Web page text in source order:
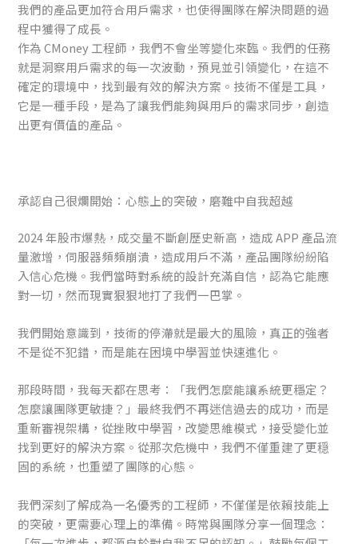
我們的產品更加符合用戶需求，也使得團隊在解決問題的過
程中獲得了成長。
作為 CMoney 工程師，我們不會坐等變化來臨。我們的任務
就是洞察用戶需求的每一次波動，預見並引領變化，在這不
確定的環境中，找到最有效的解決方案。技術不僅是工具，
它是一種手段，是為了讓我們能夠與用戶的需求同步，創造
出更有價值的產品。
承認自己很爛開始：心態上的突破，磨難中自我超越
2024 年股市爆熱，成交量不斷創歷史新高，造成 APP 產品流
量激增，伺服器頻頻崩潰，造成用戶不滿，產品團隊紛紛陷
入信心危機。我們當時對系統的設計充滿自信，認為它能應
對一切，然而現實狠狠地打了我們一巴掌。
我們開始意識到，技術的停滯就是最大的風險，真正的強者
不是從不犯錯，而是能在困境中學習並快速進化。
那段時間，我每天都在思考：「我們怎麼能讓系統更穩定？
怎麼讓團隊更敏捷？」最終我們不再迷信過去的成功，而是
重新審視架構，從挫敗中學習，改變思維模式，接受變化並
找到更好的解決方案。從那次危機中，我們不僅重建了更穏
固的系統，也重塑了團隊的心態。
我們深刻了解成為一名優秀的工程師，不僅僅是依賴技能上
的突破，更需要心理上的準備。時常與團隊分享一個理念：